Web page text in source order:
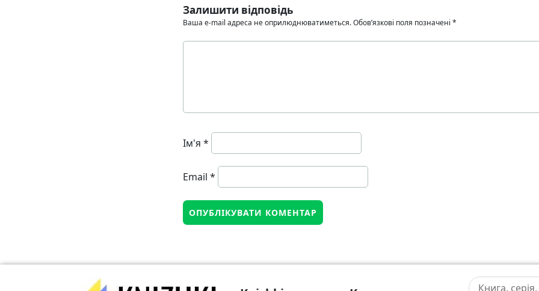
Залишити відповідь
Ваша e-mail адреса не оприлюднюватиметься.Обов’язкові поля позначені *
Ім'я *
Email *